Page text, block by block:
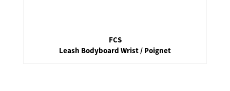
FCS
Leash Bodyboard Wrist / Poignet